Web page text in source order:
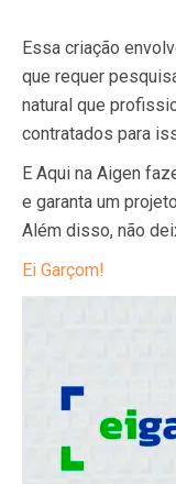
Essa criação
que requer
natural que
contratados para
E Aqui na Aigen
e garanta um
Além disso, não
Ei Garçom!